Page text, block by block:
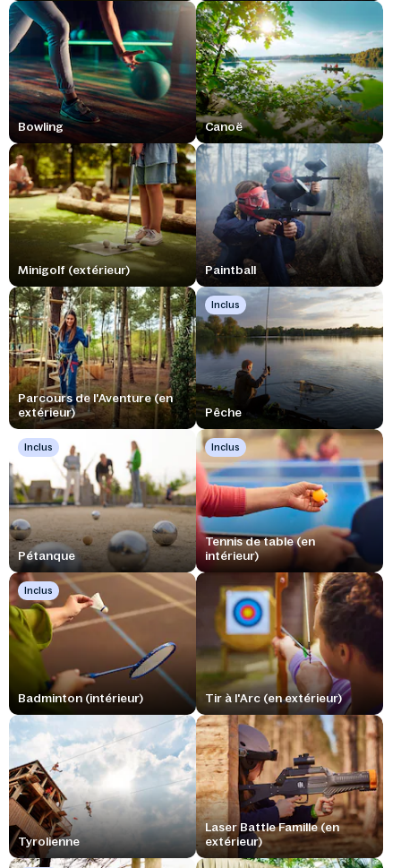
Bowling Canoë
Minigolf (extérieur) Paintball
Parcours de l'Aventure (en
extérieur)
Inclus
Pêche
Inclus
Pétanque
Inclus
Tennis de table (en
intérieur)
Inclus
Badminton (intérieur) Tir à l'Arc (en extérieur)
Tyrolienne
Laser Battle Famille (en
extérieur)